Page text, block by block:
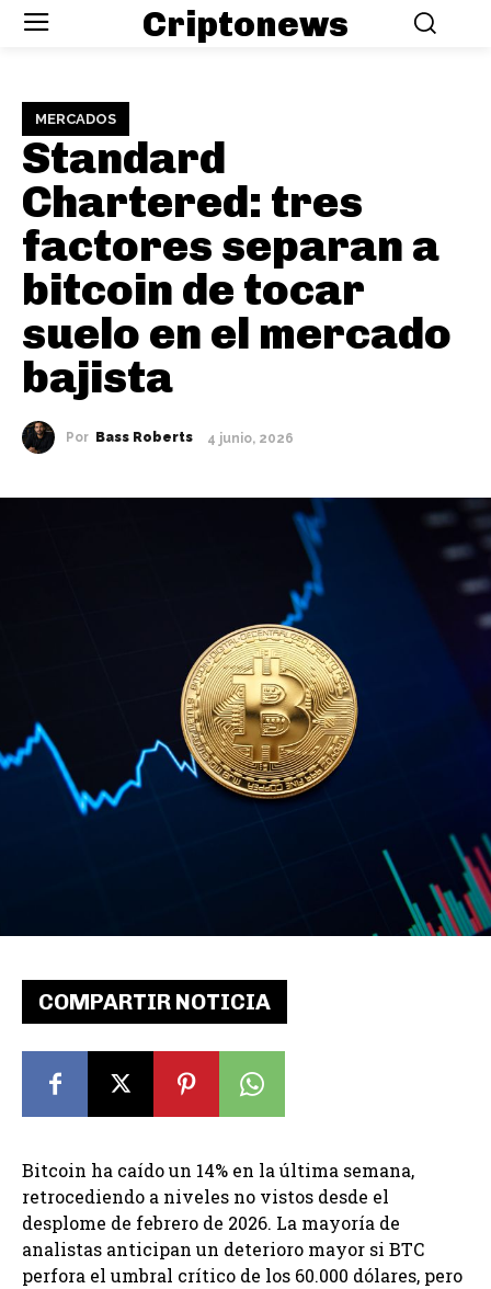
Criptonews
MERCADOS
Standard
Chartered: tres
factores separan a
bitcoin de tocar
suelo en el mercado
bajista
Por Bass Roberts 4 junio, 2026
COMPARTIR NOTICIA
Bitcoin ha caído un 14% en la última semana,
retrocediendo a niveles no vistos desde el
desplome de febrero de 2026. La mayoría de
analistas anticipan un deterioro mayor si BTC
perfora el umbral crítico de los 60.000 dólares, pero